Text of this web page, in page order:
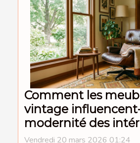
Comment les
vintage
modernité des
Vendredi 20 mars 2026 01:24